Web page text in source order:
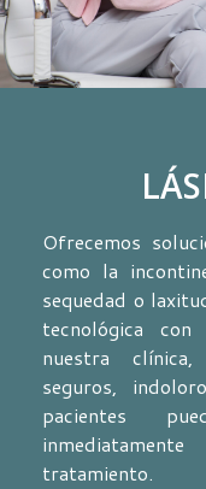
Ofrecemos
como la
sequedad o
tecnológica
nuestra
seguros,
pacientes
tratamiento.